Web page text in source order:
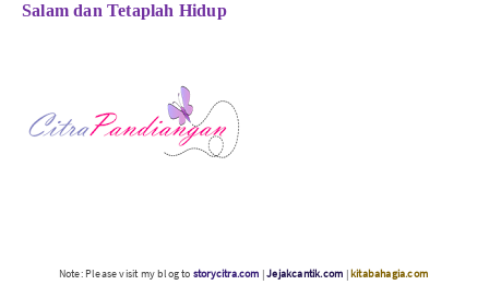
Salam dan Tetaplah Hidup
Note: Please visit my blog to storycitra.com |Jejakcantik.com |kitabahagia.com